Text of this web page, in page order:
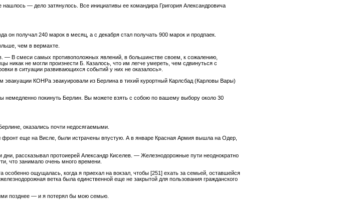
— дело затянулось. Все инициативы ее командира Григория Александровича
он получал 240 марок в месяц, а с декабря стал получать 900 марок и продпаек.
чем в вермахте.
В смеси самых противоположных явлений, в большинстве своем, к сожалению,
не могли произнести Б. Казалось, что им легче умереть, чем сдвинуться с
в ситуации развивающихся событий у них не оказалось».
эвакуации КОНРа эвакуировали из Берлина в тихий курортный Карлсбад (Карловы Вары)
покинуть Берлин. Вы можете взять с собою по вашему выбору около 30
оказались почти недосягаемыми.
фронт еще на Висле, были истрачены впустую. А в январе Красная Армия вышла на Одер,
рассказывал протоиерей Александр Киселев. — Железнодорожные пути неоднократно
что занимало очень много времени.
особенно ощущалась, когда я приехал на вокзал, чтобы [251] ехать за семьей, оставшейся
ветка была единственной еще не закрытой для пользования гражданского
позднее — и я потерял бы мою семью.